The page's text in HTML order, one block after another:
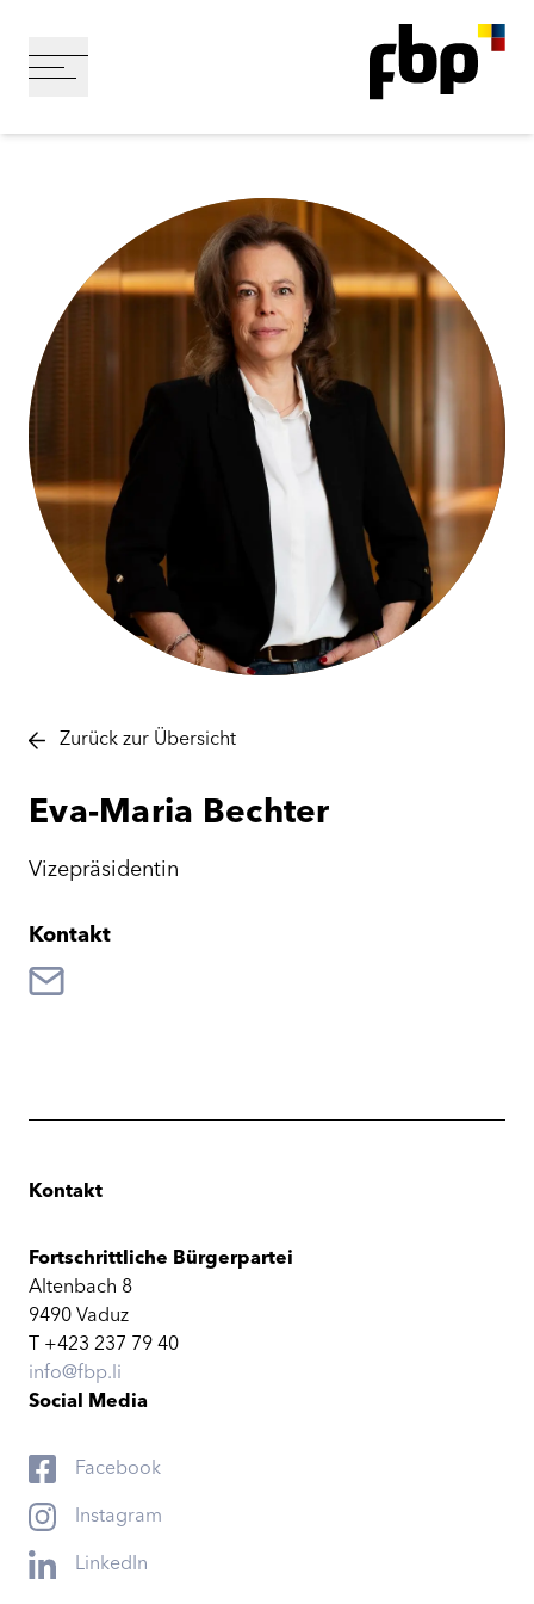
Zurück zur Übersicht
Eva-Maria Bechter
Vizepräsidentin
Kontakt
Kontakt
Fortschrittliche Bürgerpartei
Altenbach 8
9490 Vaduz
T +423 237 79 40
info@fbp.li
Social Media
Facebook
Instagram
LinkedIn